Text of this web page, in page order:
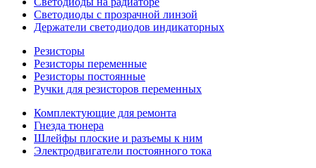
Светодиоды с прозрачной линзой
Держатели светодиодов индикаторных
Резисторы
Резисторы переменные
Резисторы постоянные
Ручки для резисторов переменных
Комплектующие для ремонта
Гнезда тюнера
Шлейфы плоские и разъемы к ним
Электродвигатели постоянного тока